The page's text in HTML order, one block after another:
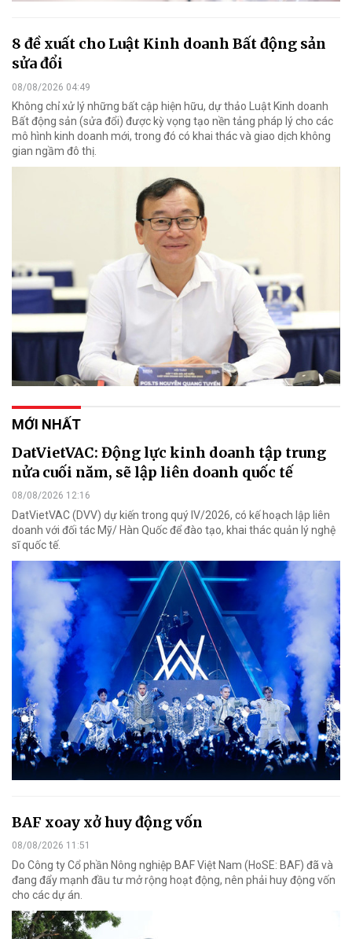
8 đề xuất cho Luật Kinh doanh Bất động sản
sửa đổi
08/08/2026 04:49
Không chỉ xử lý những bất cập hiện hữu, dự thảo Luật Kinh doanh
Bất động sản (sửa đổi) được kỳ vọng tạo nền tảng pháp lý cho các
mô hình kinh doanh mới, trong đó có khai thác và giao dịch không
gian ngầm đô thị.
MỚI NHẤT
DatVietVAC: Động lực kinh doanh tập trung
nửa cuối năm, sẽ lập liên doanh quốc tế
08/08/2026 12:16
DatVietVAC (DVV) dự kiến trong quý IV/2026, có kế hoạch lập liên
doanh với đối tác Mỹ/ Hàn Quốc để đào tạo, khai thác quản lý nghệ
sĩ quốc tế.
BAF xoay xở huy động vốn
08/08/2026 11:51
Do Công ty Cổ phần Nông nghiệp BAF Việt Nam (HoSE: BAF) đã và
đang đẩy mạnh đầu tư mở rộng hoạt động, nên phải huy động vốn
cho các dự án.